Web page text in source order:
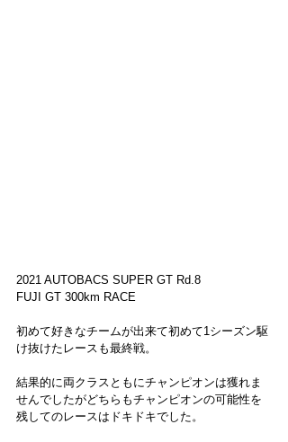
2021 AUTOBACS SUPER GT Rd.8
FUJI GT 300km RACE
初めて好きなチームが出来て初めて1シーズン駆
け抜けたレースも最終戦。
結果的に両クラスともにチャンピオンは獲れま
せんでしたがどちらもチャンピオンの可能性を
残してのレースはドキドキでした。